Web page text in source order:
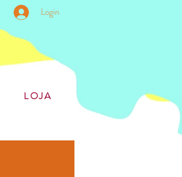
Login
LOJA